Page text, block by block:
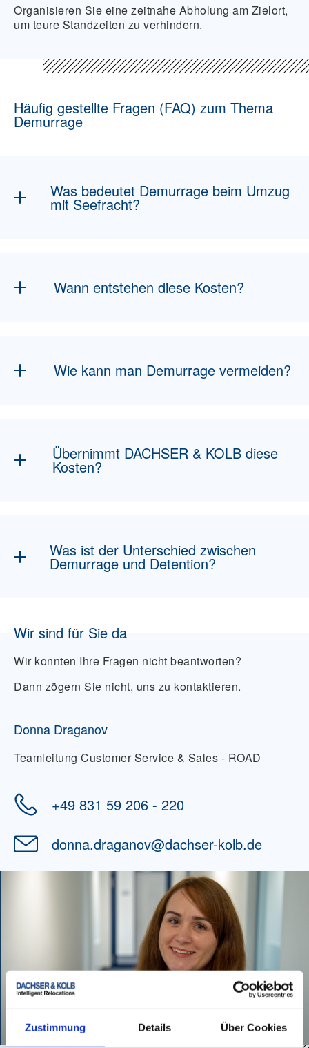
Zustimmung Details Über Cookies
Organisieren Sie eine zeitnahe Abholung am Zielort,
um teure Standzeiten zu verhindern.
Häufig gestellte Fragen (FAQ) zum Thema
Demurrage
Was bedeutet Demurrage beim Umzug
mit Seefracht?
Wann entstehen diese Kosten?
Wie kann man Demurrage vermeiden?
Übernimmt DACHSER & KOLB diese
Kosten?
Was ist der Unterschied zwischen
Demurrage und Detention?
des Hafens – etwa bei Entladung am Zielort.
Wir sind für Sie da
Wir konnten Ihre Fragen nicht beantworten?
Dann zögern Sie nicht, uns zu kontaktieren.
Donna Draganov
Teamleitung Customer Service & Sales - ROAD
+49 831 59 206 - 220
donna.draganov@dachser-kolb.de